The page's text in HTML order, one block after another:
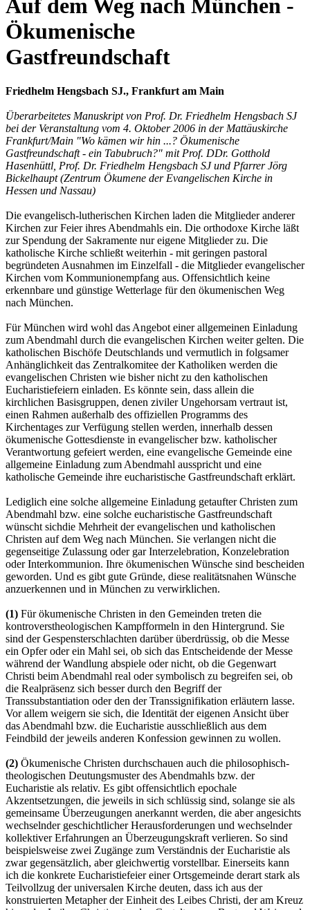
Auf dem Weg nach München -
Ökumenische
Gastfreundschaft
Friedhelm Hengsbach SJ., Frankfurt am Main
Überarbeitetes Manuskript von Prof. Dr. Friedhelm Hengsbach SJ
bei der Veranstaltung vom 4. Oktober 2006 in der Mattäuskirche
Frankfurt/Main "Wo kämen wir hin ...? Ökumenische
Gastfreundschaft - ein Tabubruch?" mit Prof. DDr. Gotthold
Hasenhüttl, Prof. Dr. Friedhelm Hengsbach SJ und Pfarrer Jörg
Bickelhaupt (Zentrum Ökumene der Evangelischen Kirche in
Hessen und Nassau)
Die evangelisch-lutherischen Kirchen laden die Mitglieder anderer
Kirchen zur Feier ihres Abendmahls ein. Die orthodoxe Kirche läßt
zur Spendung der Sakramente nur eigene Mitglieder zu. Die
katholische Kirche schließt weiterhin - mit geringen pastoral
begründeten Ausnahmen im Einzelfall - die Mitglieder evangelischer
Kirchen vom Kommunionempfang aus. Offensichtlich keine
erkennbare und günstige Wetterlage für den ökumenischen Weg
nach München.
Für München wird wohl das Angebot einer allgemeinen Einladung
zum Abendmahl durch die evangelischen Kirchen weiter gelten. Die
katholischen Bischöfe Deutschlands und vermutlich in folgsamer
Anhänglichkeit das Zentralkomitee der Katholiken werden die
evangelischen Christen wie bisher nicht zu den katholischen
Eucharistiefeiern einladen. Es könnte sein, dass allein die
kirchlichen Basisgruppen, denen ziviler Ungehorsam vertraut ist,
einen Rahmen außerhalb des offiziellen Programms des
Kirchentages zur Verfügung stellen werden, innerhalb dessen
ökumenische Gottesdienste in evangelischer bzw. katholischer
Verantwortung gefeiert werden, eine evangelische Gemeinde eine
allgemeine Einladung zum Abendmahl ausspricht und eine
katholische Gemeinde ihre eucharistische Gastfreundschaft erklärt.
Lediglich eine solche allgemeine Einladung getaufter Christen zum
Abendmahl bzw. eine solche eucharistische Gastfreundschaft
wünscht sichdie Mehrheit der evangelischen und katholischen
Christen auf dem Weg nach München. Sie verlangen nicht die
gegenseitige Zulassung oder gar Interzelebration, Konzelebration
oder Interkommunion. Ihre ökumenischen Wünsche sind bescheiden
geworden. Und es gibt gute Gründe, diese realitätsnahen Wünsche
anzuerkennen und in München zu verwirklichen.
(1) Für ökumenische Christen in den Gemeinden treten die
kontroverstheologischen Kampfformeln in den Hintergrund. Sie
sind der Gespensterschlachten darüber überdrüssig, ob die Messe
ein Opfer oder ein Mahl sei, ob sich das Entscheidende der Messe
während der Wandlung abspiele oder nicht, ob die Gegenwart
Christi beim Abendmahl real oder symbolisch zu begreifen sei, ob
die Realpräsenz sich besser durch den Begriff der
Transsubstantiation oder den der Transsignifikation erläutern lasse.
Vor allem weigern sie sich, die Identität der eigenen Ansicht über
das Abendmahl bzw. die Eucharistie ausschließlich aus dem
Feindbild der jeweils anderen Konfession gewinnen zu wollen.
(2) Ökumenische Christen durchschauen auch die philosophisch-
theologischen Deutungsmuster des Abendmahls bzw. der
Eucharistie als relativ. Es gibt offensichtlich epochale
Akzentsetzungen, die jeweils in sich schlüssig sind, solange sie als
gemeinsame Überzeugungen anerkannt werden, die aber angesichts
wechselnder geschichtlicher Herausforderungen und wechselnder
kollektiver Erfahrungen an Überzeugungskraft verlieren. So sind
beispielsweise zwei Zugänge zum Verständnis der Eucharistie als
zwar gegensätzlich, aber gleichwertig vorstellbar. Einerseits kann
ich die konkrete Eucharistiefeier einer Ortsgemeinde derart stark als
Teilvollzug der universalen Kirche deuten, dass ich aus der
konstruierten Metapher der Einheit des Leibes Christi, der am Kreuz